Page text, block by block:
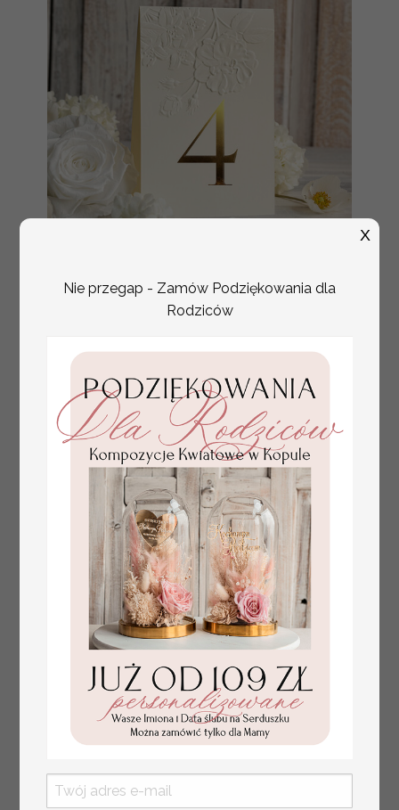
numerki na stół weselny
numerki na stół weselny,
weselnych tłoczone
kwiaty
Promocja:
10 PLN
usadzenie gości na
weselu, tablica
Nie przegap - Zamów Podziękowania dla
Rodziców
X